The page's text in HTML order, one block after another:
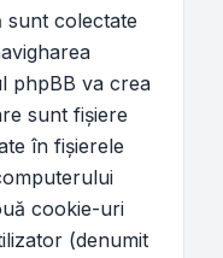
sunt colectate
phpBB va crea
sunt fişiere
în fişierele
cookie-uri
(denumit